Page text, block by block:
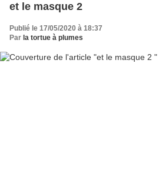
et le masque 2
Publié le 17/05/2020 à 18:37
Par la tortue à plumes